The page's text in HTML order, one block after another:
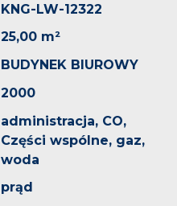
KNG-LW-12322
25,00 m²
BUDYNEK BIUROWY
2000
administracja, CO,
Części wspólne, gaz,
woda
prąd